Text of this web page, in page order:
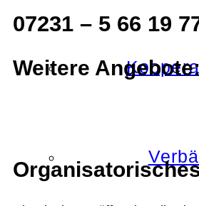
07231 – 5 66 19
Weitere